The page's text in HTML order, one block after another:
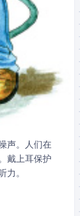
声。人们在
戴上耳保护
力。